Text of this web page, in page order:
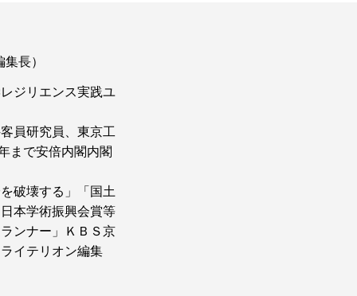
長）
ジリエンス実践ユ
員研究員、東京工
まで安倍内閣内閣
破壊する」「国土
本学術振興会賞等
ンナー」ＫＢＳ京
イテリオン編集